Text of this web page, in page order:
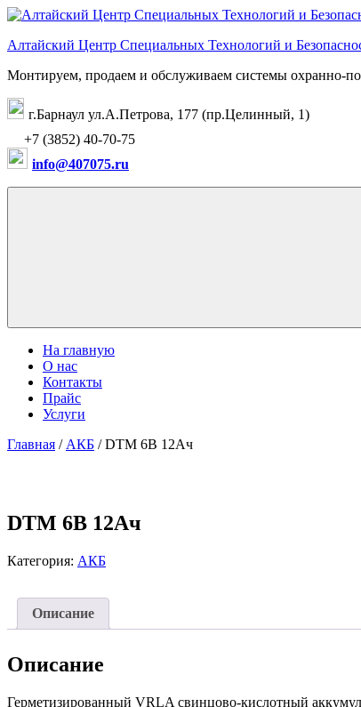
Перейти
содержимому
Алтайский Центр Специальных Технологий и
Монтируем, продаем и обслуживаем системы охранно-
г.Барнаул ул.А.Петрова, 177 (пр.Целинный, 1)
+7 (3852) 40-70-75
info@407075.ru
На главную
О нас
Контакты
Прайс
Услуги
Главная / АКБ / DTM 6В 12Ач
DTM 6В 12Ач
Категория: АКБ
Описание
Описание
Герметизированный VRLA cвинцово-кислотный